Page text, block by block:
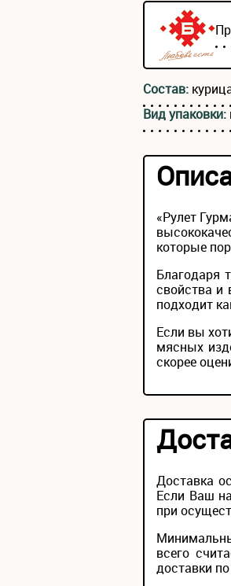
Состав:
Вид упаковки:
«Рулет
которые
Благодаря
свойства и
подходит
Если вы
мясных
скорее
Доставка
Если Ваш
при
всего
доставки